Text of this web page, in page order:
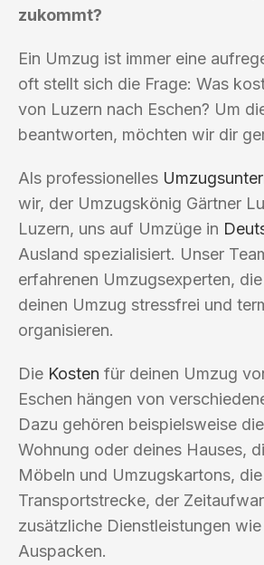
zukommt?
Ein Umzug ist immer eine
oft stellt sich die Frage: Was
von Luzern nach Eschen? Um
beantworten, möchten wir dir
Als professionelles
wir, der Umzugskönig Gärtner
Luzern, uns auf Umzüge in
Ausland spezialisiert. Unser
erfahrenen Umzugsexperten,
deinen Umzug stressfrei und
organisieren.
Die Kosten für deinen Umzug
Eschen hängen von
Dazu gehören beispielsweise
Wohnung oder deines Hauses,
Möbeln und Umzugskartons, die
Transportstrecke, der
zusätzliche Dienstleistungen
Auspacken.